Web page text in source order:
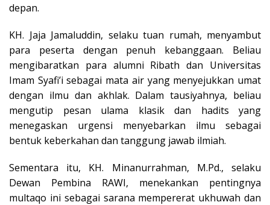
depan.
KH. Jaja Jamaluddin, selaku tuan rumah, menyambut
para peserta dengan penuh kebanggaan. Beliau
mengibaratkan para alumni Ribath dan Universitas
Imam Syafi’i sebagai mata air yang menyejukkan umat
dengan ilmu dan akhlak. Dalam tausiyahnya, beliau
mengutip pesan ulama klasik dan hadits yang
menegaskan urgensi menyebarkan ilmu sebagai
bentuk keberkahan dan tanggung jawab ilmiah.
Sementara itu, KH. Minanurrahman, M.Pd., selaku
Dewan Pembina RAWI, menekankan pentingnya
multaqo ini sebagai sarana mempererat ukhuwah dan